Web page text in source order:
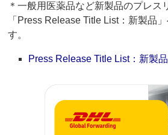
＊一般用医薬品など新製品のプレス
「Press Release Title List：新製品
す。
Press Release Title List：新製品